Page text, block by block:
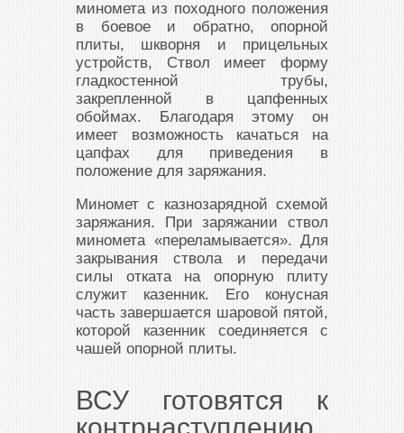
миномета из походного положения
в боевое и обратно, опорной
плиты, шкворня и прицельных
устройств, Ствол имеет форму
гладкостенной трубы,
закрепленной в цапфенных
обоймах. Благодаря этому он
имеет возможность качаться на
цапфах для приведения в
положение для заряжания.
Миномет с казнозарядной схемой
заряжания. При заряжании ствол
миномета «переламывается». Для
закрывания ствола и передачи
силы отката на опорную плиту
служит казенник. Его конусная
часть завершается шаровой пятой,
которой казенник соединяется с
чашей опорной плиты.
ВСУ готовятся к